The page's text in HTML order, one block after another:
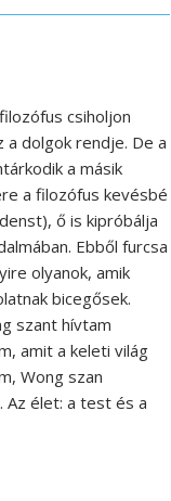
csiholjon
dolgok rendje. De a
a másik
a filozófus kevésbé
ő is kipróbálja
Ebből furcsa
olyanok, amik
bicegősek.
szant hívtam
amit a keleti világ
Wong szan
élet: a test és a